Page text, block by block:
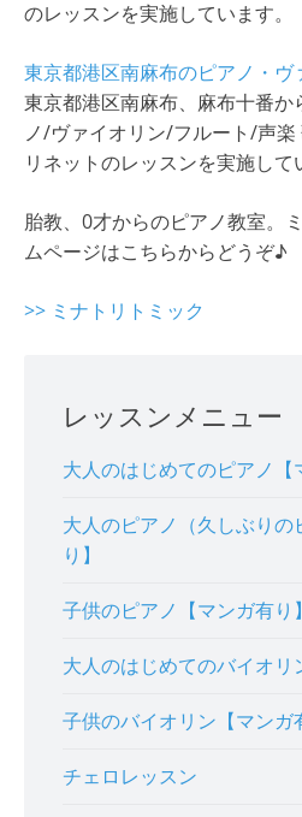
のレッスンを実施しています。
東京都港区南麻布のピアノ・ヴ
東京都港区南麻布、麻布十番
ノ/ヴァイオリン/フルート/声
リネットのレッスンを実施して
胎教、0才からのピアノ教室。
ムページはこちらからどうぞ♪
>> ミナトリトミック
レッスンメニュー
大人のはじめてのピアノ【
大人のピアノ（久しぶり
り】
子供のピアノ【マンガ有り】
大人のはじめてのバイオリ
子供のバイオリン【マンガ
チェロレッスン